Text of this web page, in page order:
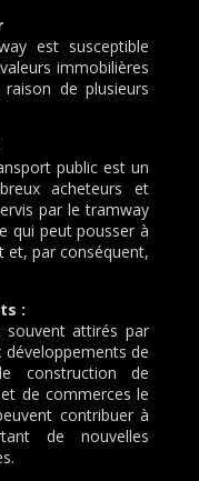
est susceptible
immobilières
de plusieurs
public est un
acheteurs et
par le tramway
qui peut pousser à
et, par conséquent,
:
souvent attirés par
de
construction de
de commerces le
contribuer à
de nouvelles